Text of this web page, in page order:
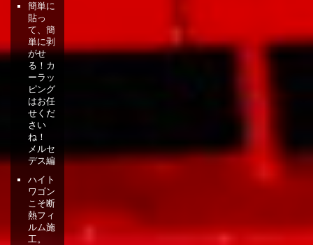
簡単に
貼っ
て、簡
単に剥
がせ
る！カ
ーラッ
ピング
はお任
せくだ
さい
ね！
メルセ
デス編
ハイト
ワゴン
こそ断
熱フィ
ルム施
工。